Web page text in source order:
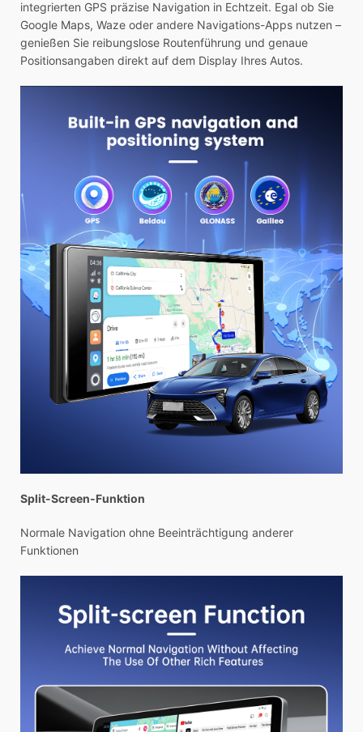
integrierten GPS präzise Navigation in Echtzeit. Egal ob Sie
Google Maps, Waze oder andere Navigations-Apps nutzen –
genießen Sie reibungslose Routenführung und genaue
Positionsangaben direkt auf dem Display Ihres Autos.
Split-Screen-Funktion
Normale Navigation ohne Beeinträchtigung anderer
Funktionen